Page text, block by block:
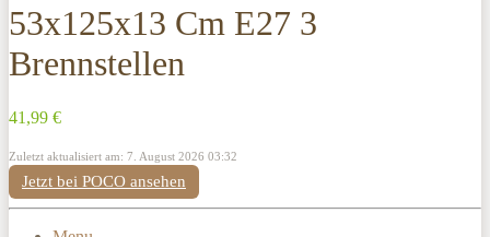
53x125x13 Cm E27 3
Brennstellen
41,99 €
Zuletzt aktualisiert am: 7. August 2026 03:32
Jetzt bei POCO ansehen